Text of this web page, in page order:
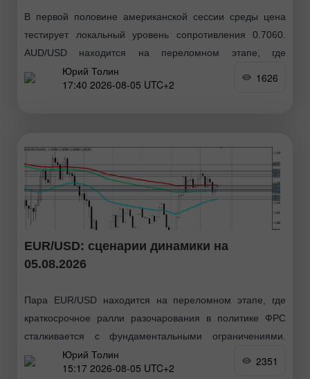
В первой половине американской сессии среды цена
тестирует локальный уровень сопротивления 0.7060.
AUD/USD находится на переломном этапе, где
краткосрочная слабость доллара сталкивается с
фундаментальными ограничениями для австралийского
Юрий Толин
17:40 2026-08-05 UTC+2
1626
EUR/USD: сценарии динамики на
05.08.2026
Пара EUR/USD находится на переломном этапе, где
краткосрочное ралли разочарования в политике ФРС
сталкивается с фундаментальными ограничениями.
Долгосрочные прогнозы остаются конструктивными, и,
несмотря на сегодняшнее снижение, пара EUR/USD
Юрий Толин
15:17 2026-08-05 UTC+2
2351